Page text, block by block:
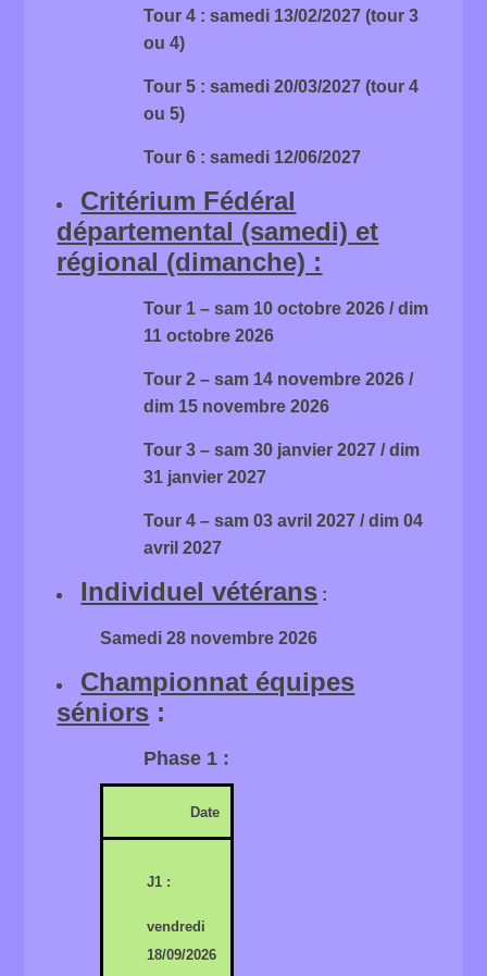
Tour 4 : samedi 13/02/2027 (tour 3
ou 4)
Tour 5 : samedi 20/03/2027 (tour 4
ou 5)
Tour 6 : samedi 12/06/2027
Critérium Fédéral
départemental (samedi) et
régional (dimanche) :
Tour 1 – sam 10 octobre 2026 / dim
11 octobre 2026
Tour 2 – sam 14 novembre 2026 /
dim 15 novembre 2026
Tour 3 – sam 30 janvier 2027 / dim
31 janvier 2027
Tour 4 – sam 03 avril 2027 / dim 04
avril 2027
Individuel vétérans :
Samedi 28 novembre 2026
Championnat équipes
séniors :
Phase 1 :
Date
J1 :
vendredi
18/09/2026